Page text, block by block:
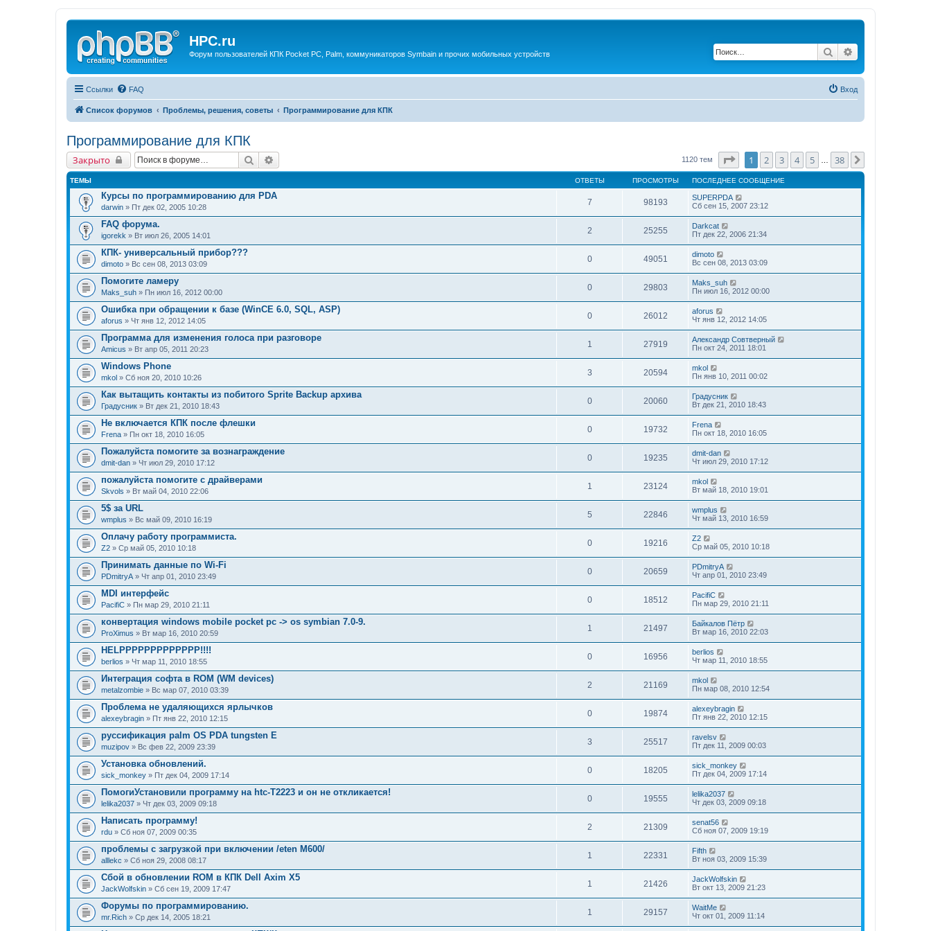
HPC.ru
Форум пользователей КПК Pocket PC, Palm, коммуникаторов Symbain и прочих мобильных устройств Поиск
Ссылки FAQ Вход
Список форумов Проблемы, решения, советы Программирование для КПК
Программирование для КПК
Закрыто Поиск 1120 тем Страница 1 из38
1 2 3 4 5 38
ТЕМЫ ОТВЕТЫ ПРОСМОТРЫ ПОСЛЕДНЕЕ СООБЩЕНИЕ
Курсы по программированию для PDA
darwin » Пт дек 02, 2005 10:28
7 98193
SUPERPDA
Сб сен 15, 2007 23:12
FAQ форума.
igorekk » Вт июл 26, 2005 14:01
2 25255
Darkcat
Пт дек 22, 2006 21:34
КПК- универсальный прибор???
dimoto » Вс сен 08, 2013 03:09
0 49051
dimoto
Вс сен 08, 2013 03:09
Помогите ламеру
Maks_suh » Пн июл 16, 2012 00:00
0 29803
Maks_suh
Пн июл 16, 2012 00:00
Ошибка при обращении к базе (WinCE 6.0, SQL, ASP)
aforus » Чт янв 12, 2012 14:05
0 26012
aforus
Чт янв 12, 2012 14:05
Программа для изменения голоса при разговоре
Amicus » Вт апр 05, 2011 20:23
1 27919
Александр Совтверный
Пн окт 24, 2011 18:01
Windows Phone
mkol » Сб ноя 20, 2010 10:26
3 20594
mkol
Пн янв 10, 2011 00:02
Как вытащить контакты из побитого Sprite Backup архива
Градусник » Вт дек 21, 2010 18:43
0 20060
Градусник
Вт дек 21, 2010 18:43
Не включается КПК после флешки
Frena » Пн окт 18, 2010 16:05
0 19732
Frena
Пн окт 18, 2010 16:05
Пожалуйста помогите за вознаграждение
dmit-dan » Чт июл 29, 2010 17:12
0 19235
dmit-dan
Чт июл 29, 2010 17:12
пожалуйста помогите с драйверами
Skvols » Вт май 04, 2010 22:06
1 23124
mkol
Вт май 18, 2010 19:01
5$ за URL
wmplus » Вс май 09, 2010 16:19
5 22846
wmplus
Чт май 13, 2010 16:59
Оплачу работу программиста.
Z2 » Ср май 05, 2010 10:18
0 19216
Z2
Ср май 05, 2010 10:18
Принимать данные по Wi-Fi
PDmitryA » Чт апр 01, 2010 23:49
0 20659
PDmitryA
Чт апр 01, 2010 23:49
MDI интерфейс
PacifiC » Пн мар 29, 2010 21:11
0 18512
PacifiC
Пн мар 29, 2010 21:11
конвертация windows mobile pocket pc -> os symbian 7.0-9.
ProXimus » Вт мар 16, 2010 20:59
1 21497
Байкалов Пётр
Вт мар 16, 2010 22:03
HELPPPPPPPPPPPPP!!!!
berlios » Чт мар 11, 2010 18:55
0 16956
berlios
Чт мар 11, 2010 18:55
Интеграция софта в ROM (WM devices)
metalzombie » Вс мар 07, 2010 03:39
2 21169
mkol
Пн мар 08, 2010 12:54
Проблема не удаляющихся ярлычков
alexeybragin » Пт янв 22, 2010 12:15
0 19874
alexeybragin
Пт янв 22, 2010 12:15
руссификация palm OS PDA tungsten E
muzipov » Вс фев 22, 2009 23:39
3 25517
ravelsv
Пт дек 11, 2009 00:03
Установка обновлений.
sick_monkey » Пт дек 04, 2009 17:14
0 18205
sick_monkey
Пт дек 04, 2009 17:14
ПомогиУстановили программу на htc-Т2223 и он не откликается!
lelika2037 » Чт дек 03, 2009 09:18
0 19555
lelika2037
Чт дек 03, 2009 09:18
Написать программу!
rdu » Сб ноя 07, 2009 00:35
2 21309
senat56
Сб ноя 07, 2009 19:19
проблемы с загрузкой при включении /eten M600/
alllekc » Сб ноя 29, 2008 08:17
1 22331
Fifth
Вт ноя 03, 2009 15:39
Сбой в обновлении ROM в КПК Dell Axim X5
JackWolfskin » Сб сен 19, 2009 17:47
1 21426
JackWolfskin
Вт окт 13, 2009 21:23
Форумы по программированию.
mr.Rich » Ср дек 14, 2005 18:21
1 29157
WaitMe
Чт окт 01, 2009 11:14